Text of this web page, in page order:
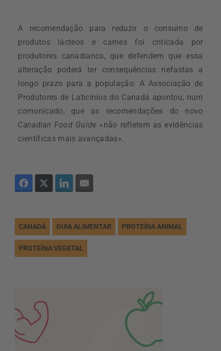
A recomendação para reduzir o consumo de
produtos lácteos e carnes foi criticada por
produtores canadianos, que defendem que essa
alteração poderá ter consequências nefastas a
longo prazo para a população. A Associação de
Produtores de Laticínios do Canadá apontou, num
comunicado, que as recomendações do novo
Canadian Food Guide «não refletem as evidências
científicas mais avançadas».
CANADÁ GUIA ALIMENTAR PROTEÍNA ANIMAL
PROTEÍNA VEGETAL